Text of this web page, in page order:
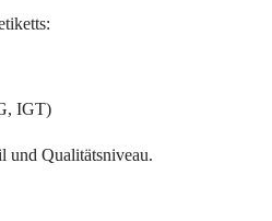
IGT)
und Qualitätsniveau.